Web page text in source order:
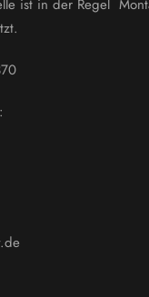
ist in der Regel